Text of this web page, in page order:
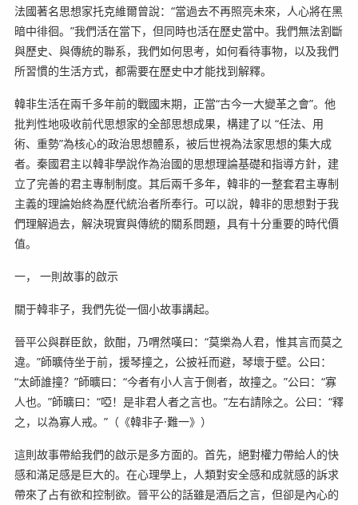
法國著名思想家托克維爾曾說：“當過去不再照亮未來，人心將在黑
暗中徘徊。”我們活在當下，但同時也活在歷史當中。我們無法割斷
與歷史、與傳統的聯系，我們如何思考，如何看待事物，以及我們
所習慣的生活方式，都需要在歷史中才能找到解釋。
韓非生活在兩千多年前的戰國末期，正當“古今一大變革之會”。他
批判性地吸收前代思想家的全部思想成果，構建了以 “任法、用
術、重勢”為核心的政治思想體系，被后世視為法家思想的集大成
者。秦國君主以韓非學說作為治國的思想理論基礎和指導方針，建
立了完善的君主專制制度。其后兩千多年，韓非的一整套君主專制
主義的理論始終為歷代統治者所奉行。可以說，韓非的思想對于我
們理解過去，解決現實與傳統的關系問題，具有十分重要的時代價
值。
一， 一則故事的啟示
關于韓非子，我們先從一個小故事講起。
晉平公與群臣飲，飲酣，乃喟然嘆曰：“莫樂為人君，惟其言而莫之
違。”師曠侍坐于前，援琴撞之，公披衽而避，琴壞于壁。公曰：
“太師誰撞？”師曠曰：“今者有小人言于側者，故撞之。”公曰：“寡
人也。”師曠曰：“啞！是非君人者之言也。”左右請除之。公曰：“釋
之，以為寡人戒。”（《韓非子·難一》）
這則故事帶給我們的啟示是多方面的。首先，絕對權力帶給人的快
感和滿足感是巨大的。在心理學上，人類對安全感和成就感的訴求
帶來了占有欲和控制欲。晉平公的話雖是酒后之言，但卻是內心的